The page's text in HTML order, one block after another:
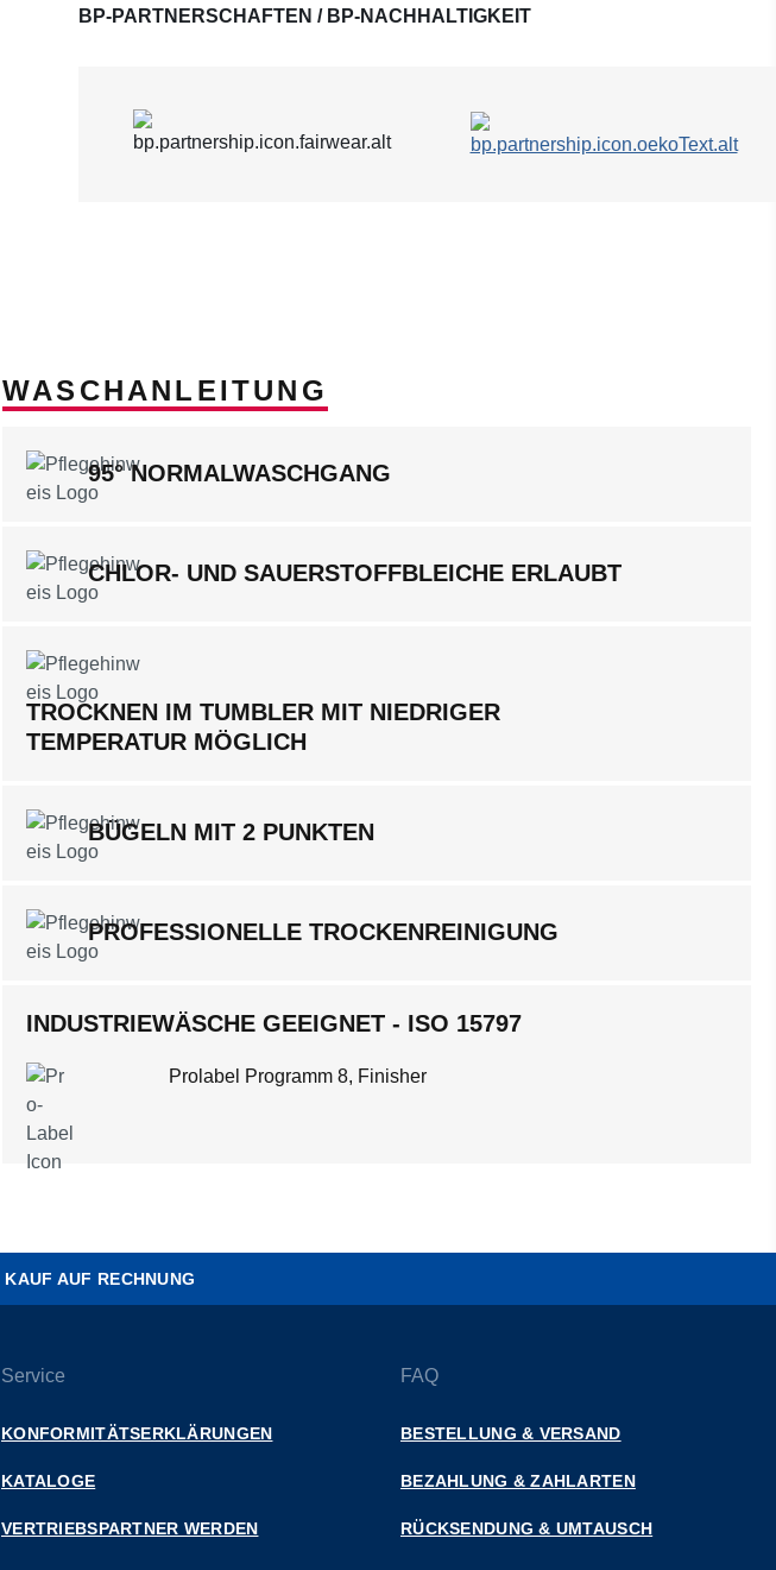
BP-PARTNERSCHAFTEN / BP-NACHHALTIGKEIT
WASCHANLEITUNG
95° NORMALWASCHGANG
CHLOR- UND SAUERSTOFFBLEICHE ERLAUBT
TROCKNEN IM TUMBLER MIT NIEDRIGER
TEMPERATUR MÖGLICH
BÜGELN MIT 2 PUNKTEN
PROFESSIONELLE TROCKENREINIGUNG
INDUSTRIEWÄSCHE GEEIGNET - ISO 15797
Prolabel Programm 8, Finisher
KAUF AUF RECHNUNG
Service
KONFORMITÄTSERKLÄRUNGEN
KATALOGE
VERTRIEBSPARTNER WERDEN
FAQ
BESTELLUNG & VERSAND
BEZAHLUNG & ZAHLARTEN
RÜCKSENDUNG & UMTAUSCH